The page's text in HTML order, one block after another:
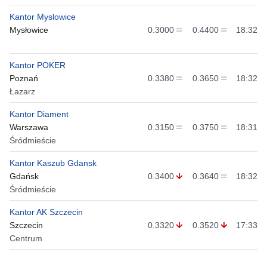
Kantor Myslowice
Mysłowice
0.3000 0.4400 18:32
Kantor POKER
Poznań
Łazarz
0.3380 0.3650 18:32
Kantor Diament
Warszawa
Śródmieście
0.3150 0.3750 18:31
Kantor Kaszub Gdansk
Gdańsk
Śródmieście
0.3400 0.3640 18:32
Kantor AK Szczecin
Szczecin
Centrum
0.3320 0.3520 17:33